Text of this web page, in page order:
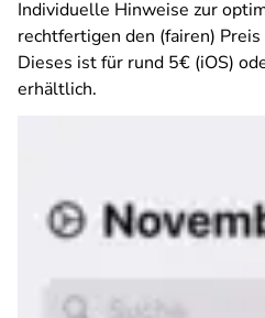
Individuelle Hinweise zur
rechtfertigen den (fairen)
Dieses ist für rund 5€ (iOS)
erhältlich.